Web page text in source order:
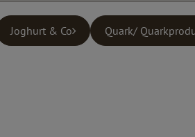
Joghurt & Co Quark/